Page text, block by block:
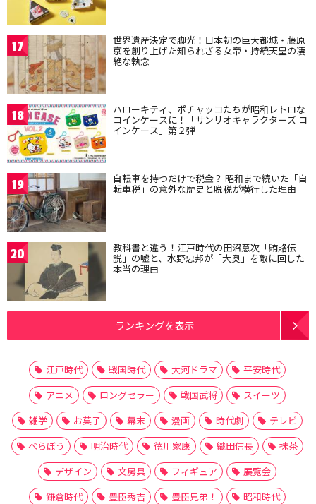
17 世界遺産決定で脚光！日本初の巨大都城・藤原
京を創り上げた知られざる女帝・持統天皇の凄
絶な執念
18 ハローキティ、ポチャッコたちが昭和レトロな
コインケースに！「サンリオキャラクターズ コ
インケース」第２弾
19 自転車を持つだけで税金？ 昭和まで続いた「自
転車税」の意外な歴史と脱税が横行した理由
20 教科書と違う！江戸時代の田沼意次「賄賂伝
説」の嘘と、水野忠邦が「大奥」を敵に回した
本当の理由
ランキングを表示
江戸時代 戦国時代 大河ドラマ
平安時代
アニメ
ロングセラー 戦国武将
スイーツ
雑学
お菓子 幕末 漫画 時代劇
テレビ
べらぼう
明治時代 徳川家康 織田信長
抹茶
デザイン
文房具 フィギュア
展覧会
鎌倉時代
豊臣秀吉 豊臣兄弟！
昭和時代